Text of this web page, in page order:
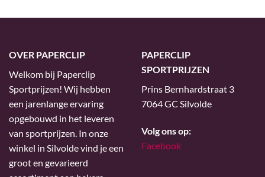
OVER PAPERCLIP
Welkom bij Paperclip
Sportprijzen! Wij hebben
een jarenlange ervaring
opgebouwd in het leveren
van sportprijzen. In onze
winkel in Silvolde vind je een
groot en gevarieerd
PAPERCLIP
SPORTPRIJZEN
Prins Bernhardstraat 3
7064 GC Silvolde
Volg ons op:
Facebook